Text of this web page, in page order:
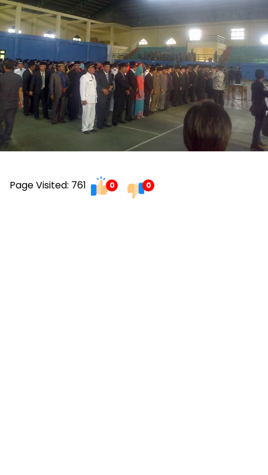
Page Visited: 761 0 0